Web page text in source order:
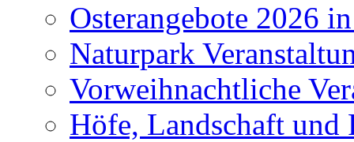
Osterangebote 2026
Naturpark
Vorweihnachtliche
Höfe, Landschaft und